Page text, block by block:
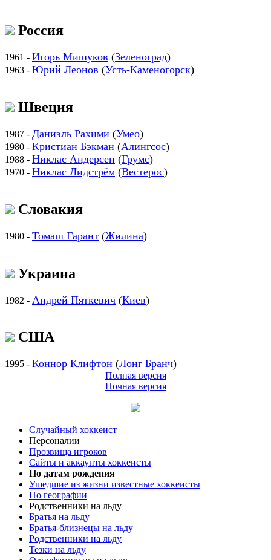
Россия
1961 - Игорь Мишуков (Зеленоград)
1963 - Юрий Леонов (Усть-Каменогорск)
Швеция
1987 - Даниэль Рахими (Умео)
1980 - Кристиан Бэкман (Алингсос)
1988 - Никлас Андерсен (Грумс)
1970 - Никлас Лидстрём (Вестерос)
Словакия
1980 - Томаш Гарант (Жилина)
Украина
1982 - Андрей Пяткевич (Киев)
США
1995 - Коннор Клифтон (Лонг Бранч)
Полная версия
Ночная версия
Случайный хоккеист
Персоналии
Прозвища игроков
Сайты и аккаунты хоккеисты
По датам рождения
Ушедшие из жизни известные хоккеисты
По географии
Родственники на льду
Братья на льду
Братья-близнецы на льду
Родственники на льду
Тезки на льду